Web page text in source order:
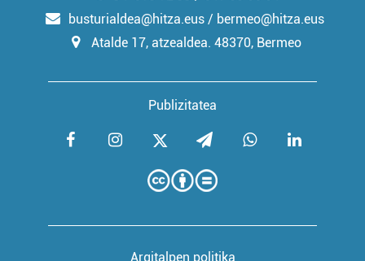
Publizitatea
busturialdea@hitza.eus / bermeo@hitza.eus
Atalde 17, atzealdea. 48370, Bermeo
Argitalpen politika